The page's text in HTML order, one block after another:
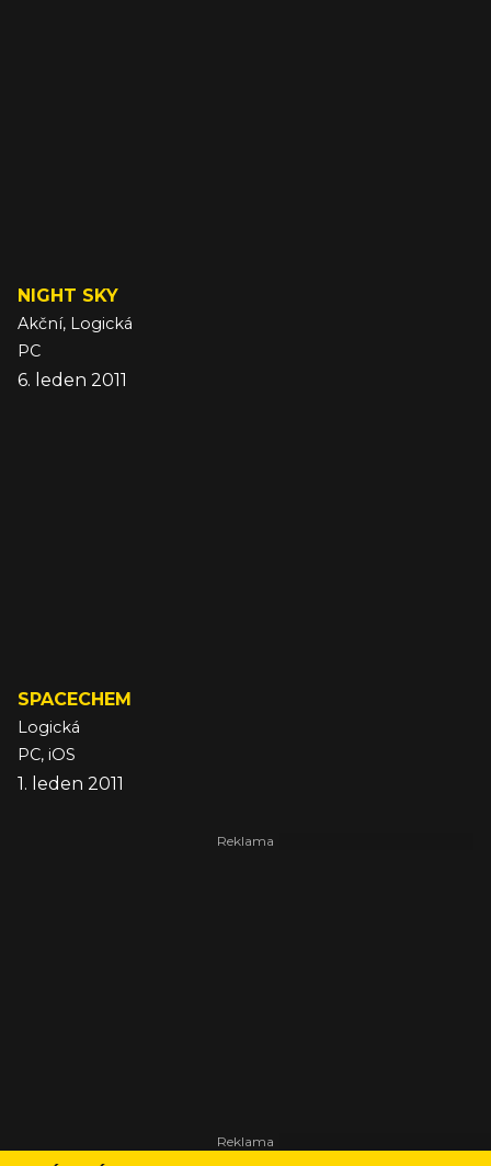
NIGHT SKY
Akční, Logická
PC
6. leden 2011
SPACECHEM
Logická
PC, iOS
1. leden 2011